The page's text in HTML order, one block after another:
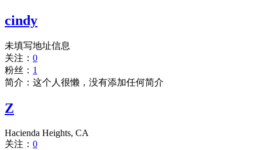
cindy
未填写地址信息
关注： 0
粉丝： 1
简介：这个人很懒，没有添加任何简介
Z
Hacienda Heights, CA
关注： 0